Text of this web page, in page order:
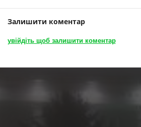
Залишити коментар
увійдіть щоб залишити коментар